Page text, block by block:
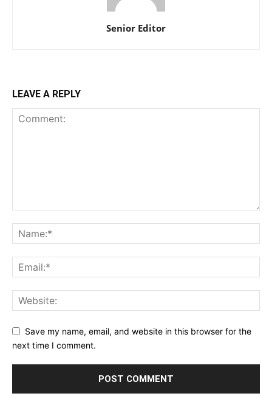
Senior Editor
LEAVE A REPLY
Save my name, email, and website in this browser for the
next time I comment.